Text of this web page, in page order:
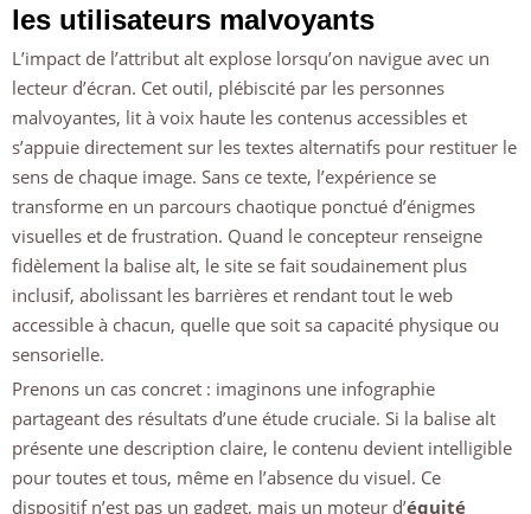
les utilisateurs malvoyants
L’impact de l’attribut alt explose lorsqu’on navigue avec un
lecteur d’écran. Cet outil, plébiscité par les personnes
malvoyantes, lit à voix haute les contenus accessibles et
s’appuie directement sur les textes alternatifs pour restituer le
sens de chaque image. Sans ce texte, l’expérience se
transforme en un parcours chaotique ponctué d’énigmes
visuelles et de frustration. Quand le concepteur renseigne
fidèlement la balise alt, le site se fait soudainement plus
inclusif, abolissant les barrières et rendant tout le web
accessible à chacun, quelle que soit sa capacité physique ou
sensorielle.
Prenons un cas concret : imaginons une infographie
partageant des résultats d’une étude cruciale. Si la balise alt
présente une description claire, le contenu devient intelligible
pour toutes et tous, même en l’absence du visuel. Ce
dispositif n’est pas un gadget, mais un moteur d’équité